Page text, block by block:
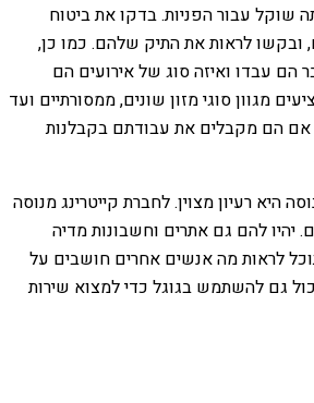
שוקל עבור הפניות. בדקו את ביטוח
ובקשו לראות את התיק שלהם. כמו כן,
הם עבדו ואיזה סוג של אירועים הם
מגוון סוגי מזון שונים, ממסורתיים ועד
אם הם מקבלים את עבודתם בקבלנות
היא רעיון מצוין. לחברת קייטרינג מנוסה
יהיו להם גם אתרים וחשבונות מדיה
לראות מה אנשים אחרים חושבים על
גם להשתמש בגוגל כדי למצוא שירות